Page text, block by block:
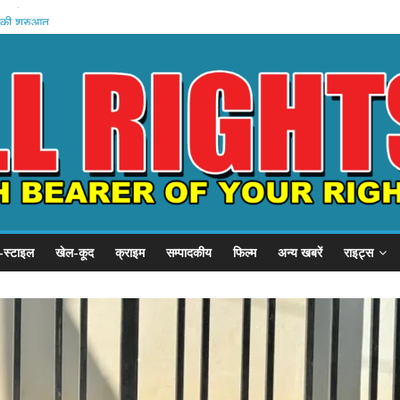
मॉल
की शुरुआत
करोड़
अरेस्ट
खेल-कूद क्राइम सम्पादकीय फिल्म अन्य खबरें राइट्स